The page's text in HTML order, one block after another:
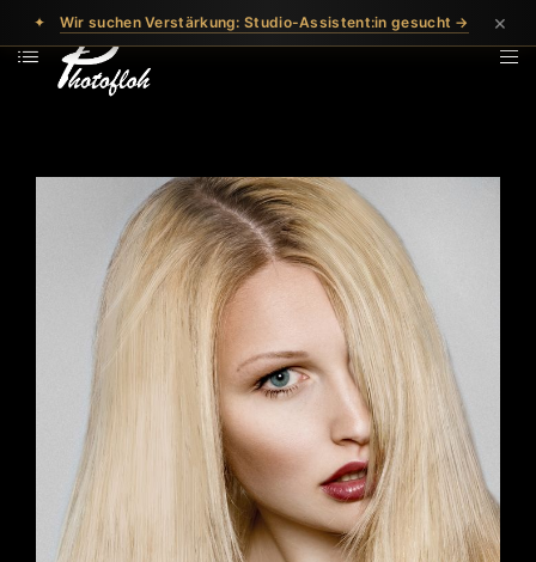
✦ Wir suchen Verstärkung: Studio-Assistent:in gesucht → ×